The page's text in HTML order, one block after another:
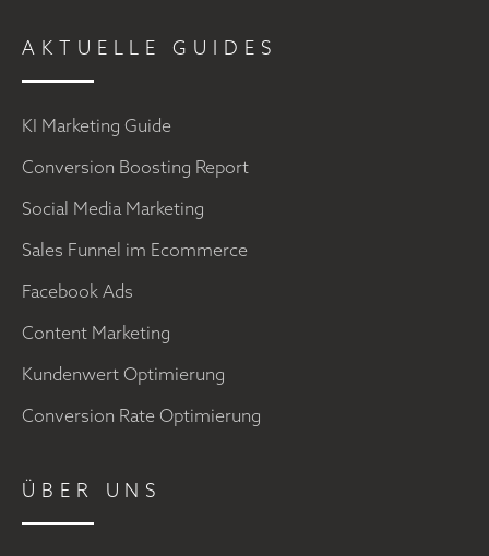
AKTUELLE GUIDES
KI Marketing Guide
Conversion Boosting Report
Social Media Marketing
Sales Funnel im Ecommerce
Facebook Ads
Content Marketing
Kundenwert Optimierung
Conversion Rate Optimierung
ÜBER UNS